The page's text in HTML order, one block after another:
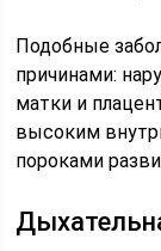
Подобные
причинами:
матки и
высоким
пороками